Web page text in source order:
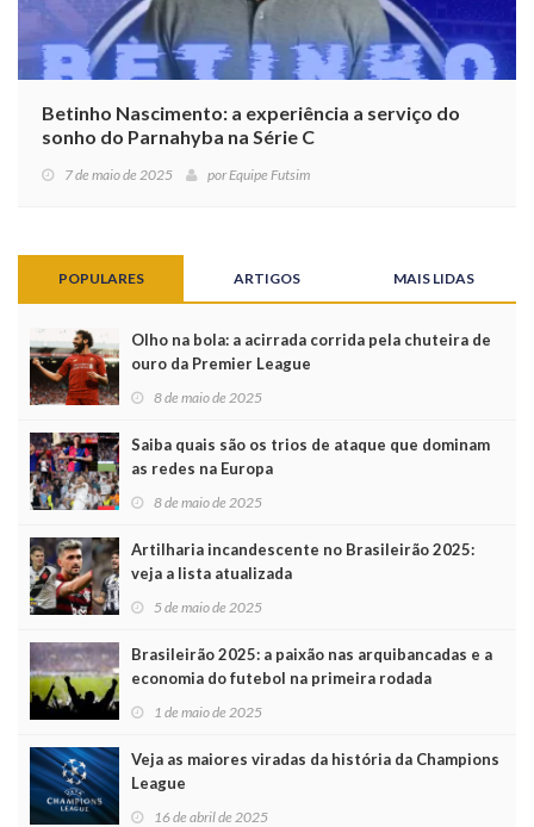
Betinho Nascimento: a experiência a serviço do
sonho do Parnahyba na Série C
7 de maio de 2025 por Equipe Futsim
POPULARES ARTIGOS MAIS LIDAS
Olho na bola: a acirrada corrida pela chuteira de
ouro da Premier League
8 de maio de 2025
Saiba quais são os trios de ataque que dominam
as redes na Europa
8 de maio de 2025
Artilharia incandescente no Brasileirão 2025:
veja a lista atualizada
5 de maio de 2025
Brasileirão 2025: a paixão nas arquibancadas e a
economia do futebol na primeira rodada
1 de maio de 2025
Veja as maiores viradas da história da Champions
League
16 de abril de 2025